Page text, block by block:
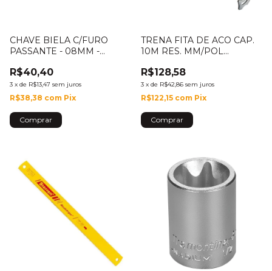
CHAVE BIELA C/FURO
PASSANTE - 08MM -
R$40,40
3 x de R$13,47 sem juros
R$38,38 com Pix
TRENA FITA DE ACO CAP.
10M RES. MM/POL
R$128,58
3 x de R$42,86 sem juros
R$122,15 com Pix